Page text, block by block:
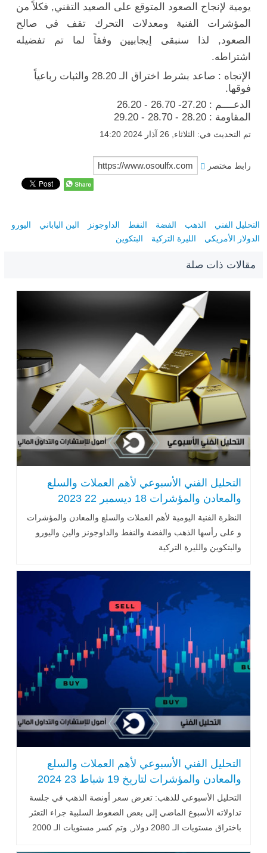
يومية لإنجاح الصعود المتوقع على الصعيد التقني, فكلاً من
المؤشرات الفنية ومعدلات التحرك تقف في صالح
الصعود, لذا سنبقى إيجابيين وفقاً لما تم تفضيله
اشتراطه.
الإتجاه : صاعد بشرط اختراق الـ 28.20 والثبات رباعياً
فوقها.
الدعــــم : 27.20- 26.70 - 26.20
المقاومة : 28.20 - 28.70 - 29.20
تم التحديث في: الثلاثاء, 26 آذار 2024 14:20
رابط مختصر
التحليل الفني الذهب الفضة النفط الداوجونز الين الياباني
اليورو
الدولار الأمريكي
الليرة التركية البتكوين
مقالات ذات صلة
التحليل الفني الأسبوعي لأهم العملات والسلع
والمعادن والمؤشرات 18 ديسمبر 22 2023
النظرة الفنية اليومية لأهم العملات والسلع والمعادن والمؤشرات
و على رأسها الذهب والفضة والنفط والداوجونز والين واليورو
والبتكوين والليرة التركية
التحليل الفني الأسبوعي لأهم العملات والسلع
والمعادن والمؤشرات لتاريخ 19 شباط 23 2024
التحليل الأسبوعي للذهب: تعرض سعر أونصة الذهب في جلسة
تداولاته الأسبوع الماضي إلى بعض الضغوط السلبية جراء التعثر
باختراق مستويات الـ 2080 دولار, وتم كسر مستويات الـ 2000